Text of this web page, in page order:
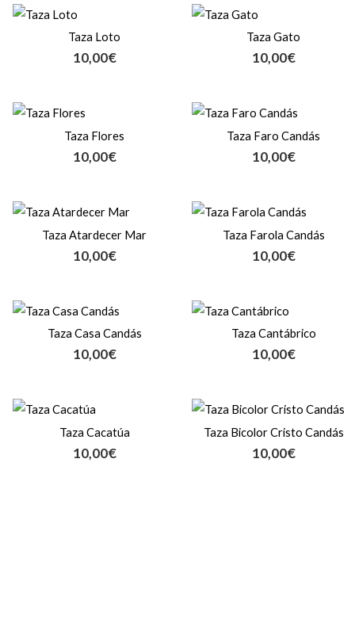
Taza Loto
10,00€
Taza Gato
10,00€
Taza Flores
10,00€
Taza Faro Candás
10,00€
Taza Atardecer Mar
10,00€
Taza Farola Candás
10,00€
Taza Casa Candás
10,00€
Taza Cantábrico
10,00€
Taza Cacatúa
10,00€
Taza Bicolor Cristo Candás
10,00€